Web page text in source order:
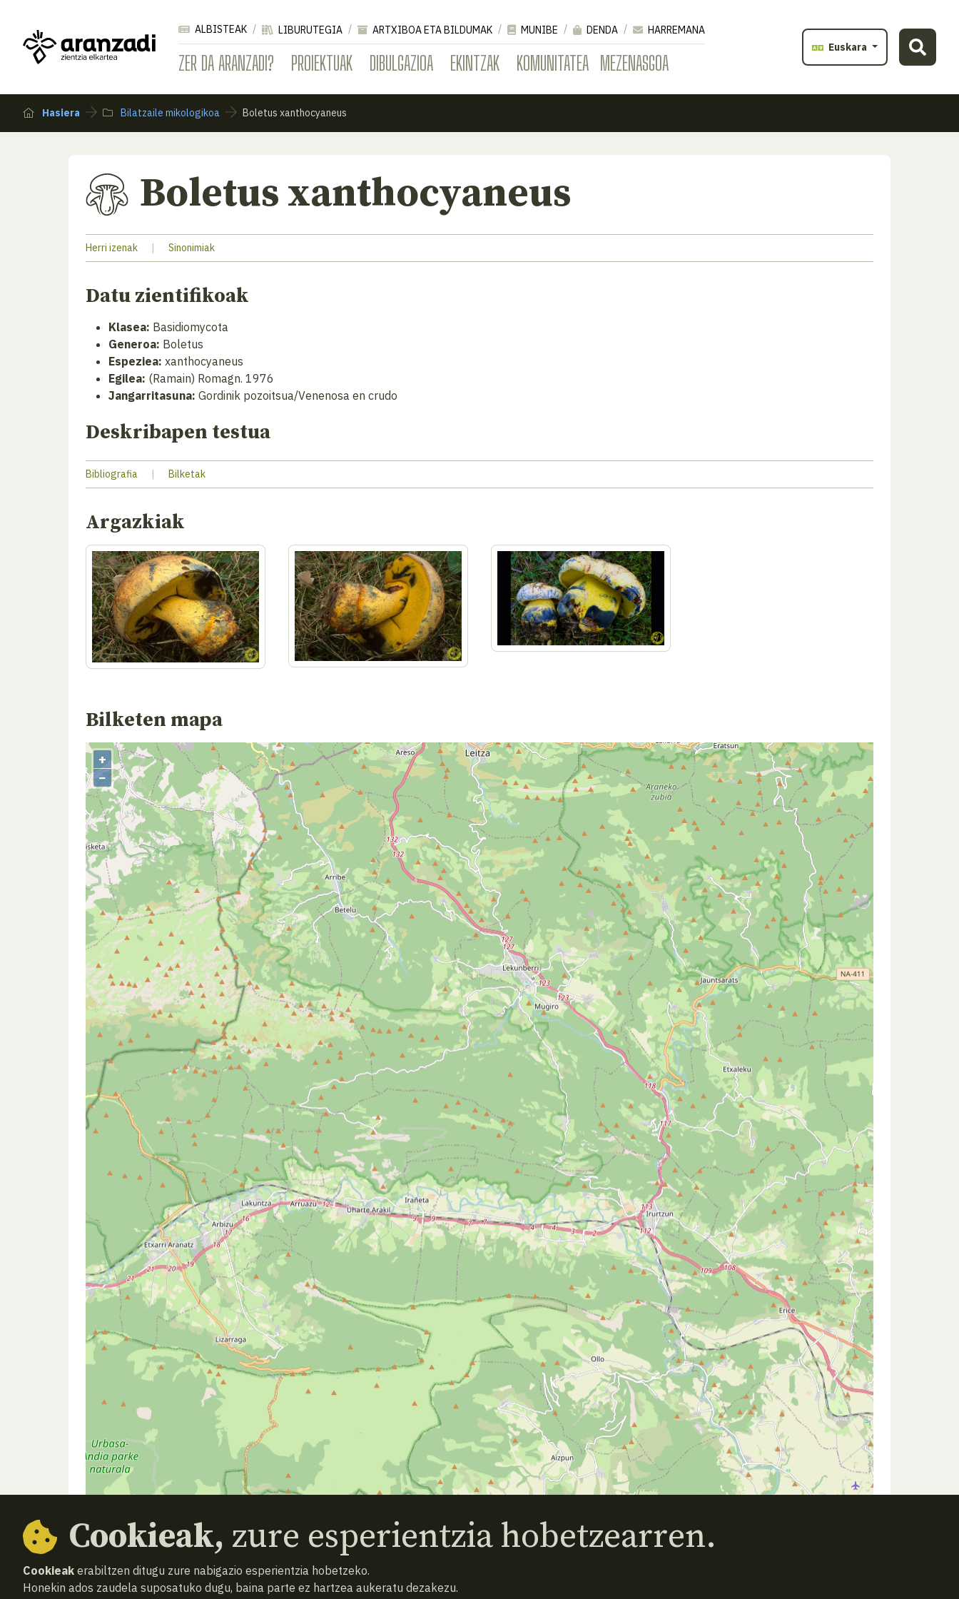
ZER DA ARANZADI? PROIEKTUAK DIBULGAZIOA EKINTZAK KOMUNITATEA MEZENASGOA
ALBISTEAK LIBURUTEGIA ARTXIBOA ETA BILDUMAK MUNIBE DENDA
HARREMANA
Euskara
Hasiera Bilatzaile mikologikoa Boletus xanthocyaneus
Boletus xanthocyaneus
Herri izenak | Sinonimiak
Datu zientifikoak
Klasea: Basidiomycota
Generoa: Boletus
Espeziea: xanthocyaneus
Egilea: (Ramain) Romagn. 1976
Jangarritasuna: Gordinik pozoitsua/Venenosa en crudo
Deskribapen testua
Bibliografia | Bilketak
Argazkiak
Bilketen mapa
+
−
Cookieak, zure esperientzia hobetzearren.
Cookieak erabiltzen ditugu zure nabigazio esperientzia hobetzeko.
Honekin ados zaudela suposatuko dugu, baina parte ez hartzea aukeratu dezakezu.